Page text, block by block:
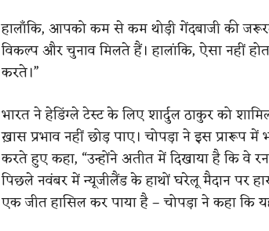
हालाँकि, आपको कम से कम थोड़ी गेंदबाजी की
विकल्प और चुनाव मिलते हैं। हालांकि, ऐसा नहीं
करते।”
भारत ने हेडिंग्ले टेस्ट के लिए शार्दुल ठाकुर को
ख़ास प्रभाव नहीं छोड़ पाए। चोपड़ा ने इस प्रारूप
करते हुए कहा, “उन्होंने अतीत में दिखाया है कि
पिछले नवंबर में न्यूजीलैंड के हाथों घरेलू मैदान पर
एक जीत हासिल कर पाया है – चोपड़ा ने कहा कि